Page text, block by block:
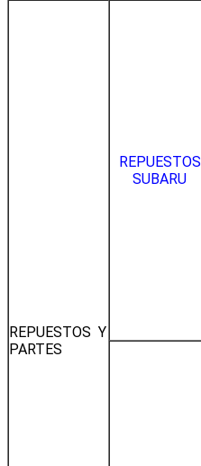
REPUESTOS Y
PARTES
REPUESTOS
SUBARU